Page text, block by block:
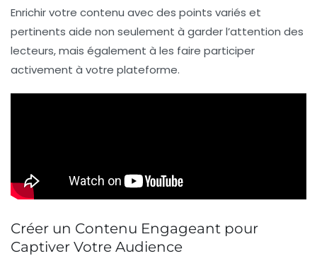
Enrichir votre contenu avec des points variés et
pertinents aide non seulement à garder l’attention des
lecteurs, mais également à les faire participer
activement à votre plateforme.
Créer un Contenu Engageant pour
Captiver Votre Audience